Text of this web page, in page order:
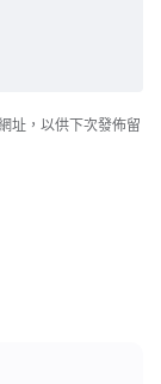
址，以供下次發佈留